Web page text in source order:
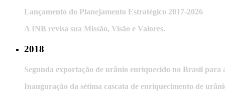
Lançamento do Planejamento Estratégico 2017-2026
A INB revisa sua Missão, Visão e Valores.
2018
Segunda exportação de urânio enriquecido no Brasil para
Inauguração da sétima cascata de enriquecimento de